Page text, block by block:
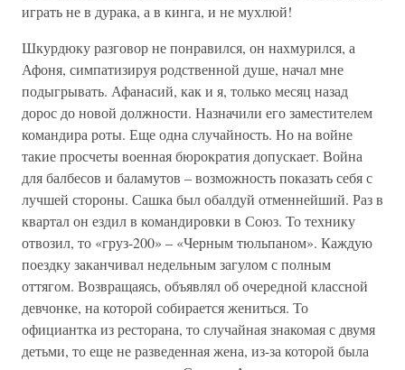
играть не в дурака, а в кинга, и не мухлюй!
Шкурдюку разговор не понравился, он нахмурился, а
Афоня, симпатизируя родственной душе, начал мне
подыгрывать. Афанасий, как и я, только месяц назад
дорос до новой должности. Назначили его заместителем
командира роты. Еще одна случайность. Но на войне
такие просчеты военная бюрократия допускает. Война
для балбесов и баламутов – возможность показать себя с
лучшей стороны. Сашка был обалдуй отменнейший. Раз в
квартал он ездил в командировки в Союз. То технику
отвозил, то «груз-200» – «Черным тюльпаном». Каждую
поездку заканчивал недельным загулом с полным
оттягом. Возвращаясь, объявлял об очередной классной
девчонке, на которой собирается жениться. То
официантка из ресторана, то случайная знакомая с двумя
детьми, то еще не разведенная жена, из-за которой была